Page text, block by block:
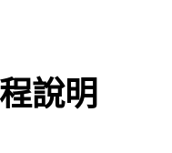
說明